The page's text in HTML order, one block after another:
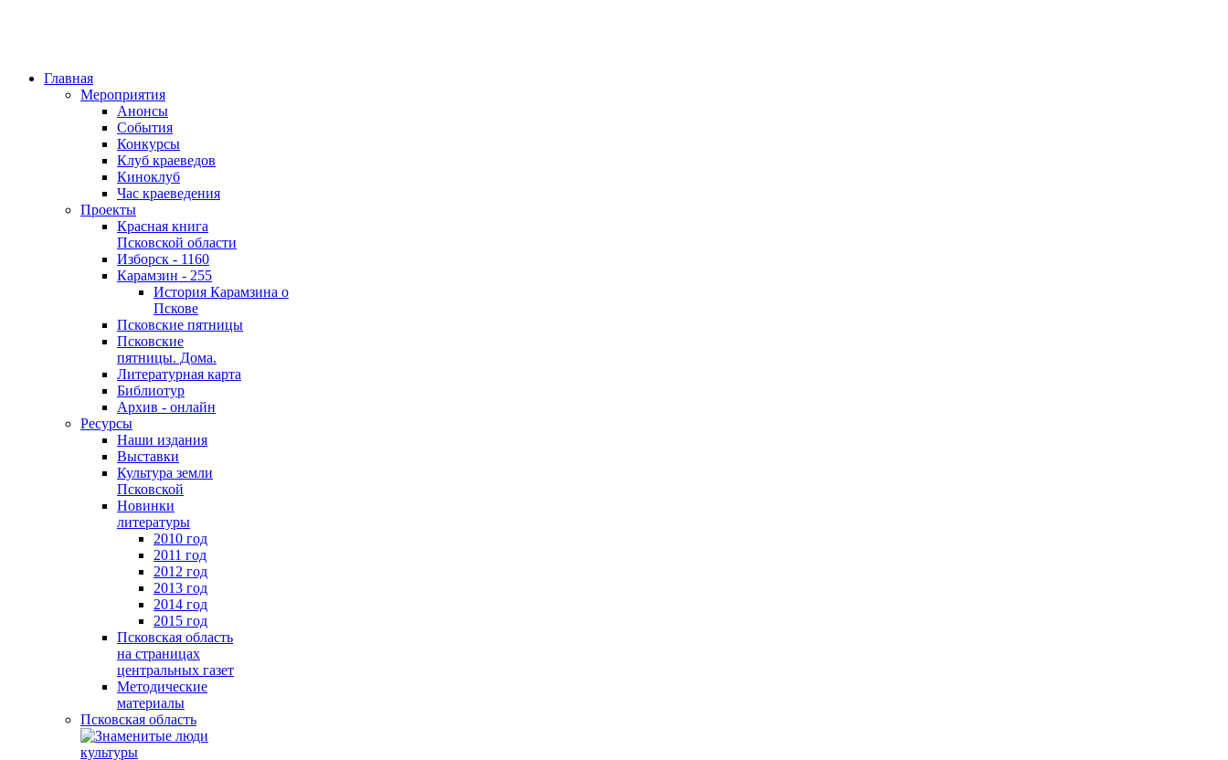
Главная
Мероприятия
Анонсы
События
Конкурсы
Клуб краеведов
Киноклуб
Час краеведения
Проекты
Красная книга
Псковской области
Изборск - 1160
Карамзин - 255
История Карамзина о
Пскове
Псковские пятницы
Псковские
пятницы. Дома.
Литературная карта
Библиотур
Архив - онлайн
Ресурсы
Наши издания
Выставки
Культура земли
Псковской
Новинки
литературы
2010 год
2011 год
2012 год
2013 год
2014 год
2015 год
Псковская область
на страницах
центральных газет
Методические
материалы
Псковская область